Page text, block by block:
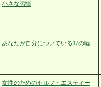
小さな習慣
あなたが自分についている17の嘘
女性のためのセルフ・エスティー